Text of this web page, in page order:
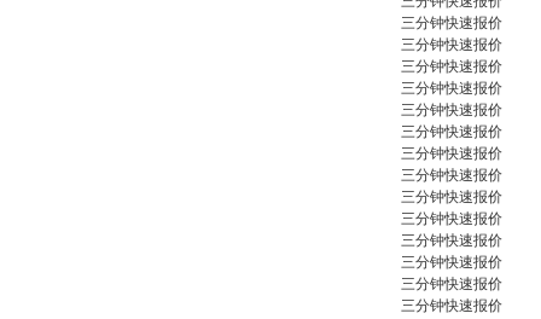
三分钟快速报价
三分钟快速报价
三分钟快速报价
三分钟快速报价
三分钟快速报价
三分钟快速报价
三分钟快速报价
三分钟快速报价
三分钟快速报价
三分钟快速报价
三分钟快速报价
三分钟快速报价
三分钟快速报价
三分钟快速报价